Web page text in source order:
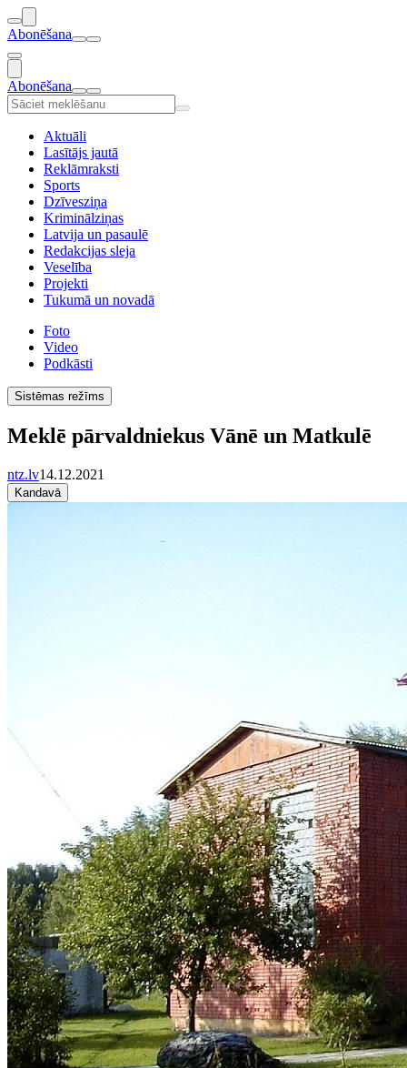
Abonēšana
Abonēšana
Aktuāli
Lasītājs jautā
Reklāmraksti
Sports
Dzīvesziņa
Kriminālziņas
Latvija un pasaulē
Redakcijas sleja
Veselība
Projekti
Tukumā un novadā
Foto
Video
Podkāsti
Sistēmas režīms
Meklē pārvaldniekus Vānē un Matkulē
ntz.lv14.12.2021
Kandavā